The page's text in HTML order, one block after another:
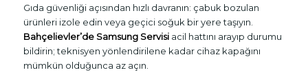
Gıda güvenliği açısından hızlı davranın: çabuk bozulan
ürünleri izole edin veya geçici soğuk bir yere taşıyın.
Bahçelievler’de Samsung Servisiacil hattını arayıp durumu
bildirin; teknisyen yönlendirilene kadar cihaz kapağını
mümkün olduğunca az açın.